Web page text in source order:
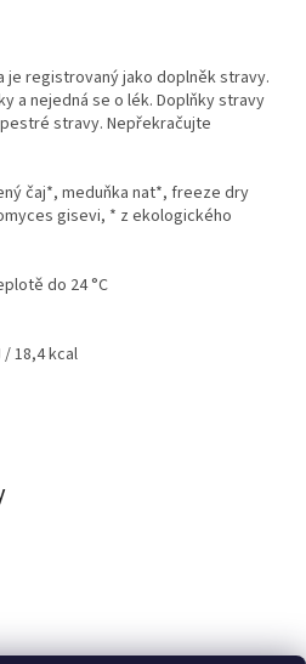
je registrovaný jako doplněk stravy.
a nejedná se o lék. Doplňky stravy
stravy. Nepřekračujte
čaj*, meduňka nat*, freeze dry
gisevi, * z ekologického
do 24 °C
/ 18,4 kcal